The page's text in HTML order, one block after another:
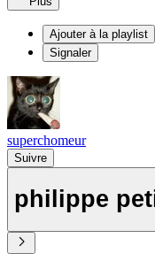
Ajouter à la playlist
Signaler
superchomeur
Suivre
philippe